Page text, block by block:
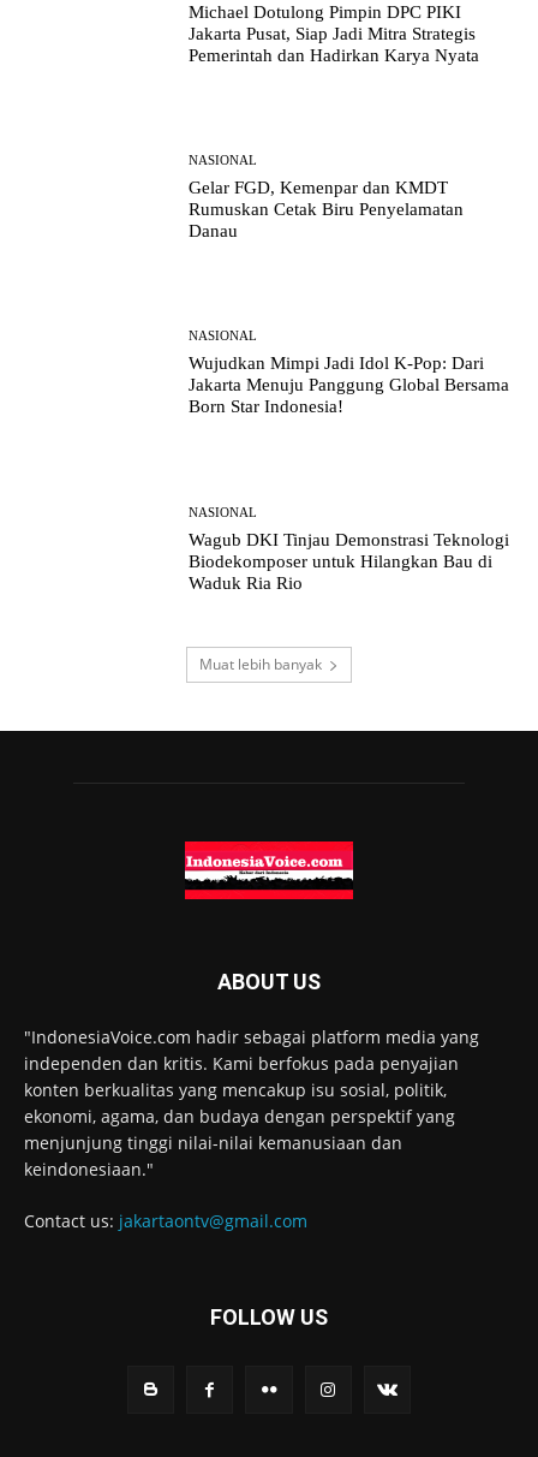
Michael Dotulong Pimpin DPC PIKI
Jakarta Pusat, Siap Jadi Mitra Strategis
Pemerintah dan Hadirkan Karya Nyata
NASIONAL
Gelar FGD, Kemenpar dan KMDT
Rumuskan Cetak Biru Penyelamatan
Danau
NASIONAL
Wujudkan Mimpi Jadi Idol K-Pop: Dari
Jakarta Menuju Panggung Global Bersama
Born Star Indonesia!
NASIONAL
Wagub DKI Tinjau Demonstrasi Teknologi
Biodekomposer untuk Hilangkan Bau di
Waduk Ria Rio
Muat lebih banyak
ABOUT US
"IndonesiaVoice.com hadir sebagai platform media yang
independen dan kritis. Kami berfokus pada penyajian
konten berkualitas yang mencakup isu sosial, politik,
ekonomi, agama, dan budaya dengan perspektif yang
menjunjung tinggi nilai-nilai kemanusiaan dan
keindonesiaan."
Contact us: jakartaontv@gmail.com
FOLLOW US